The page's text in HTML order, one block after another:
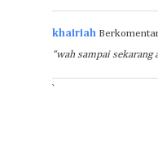
khairiah
“wah sampai
`